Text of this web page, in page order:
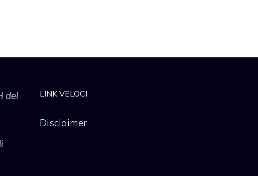
del
LINK VELOCI
Disclaimer